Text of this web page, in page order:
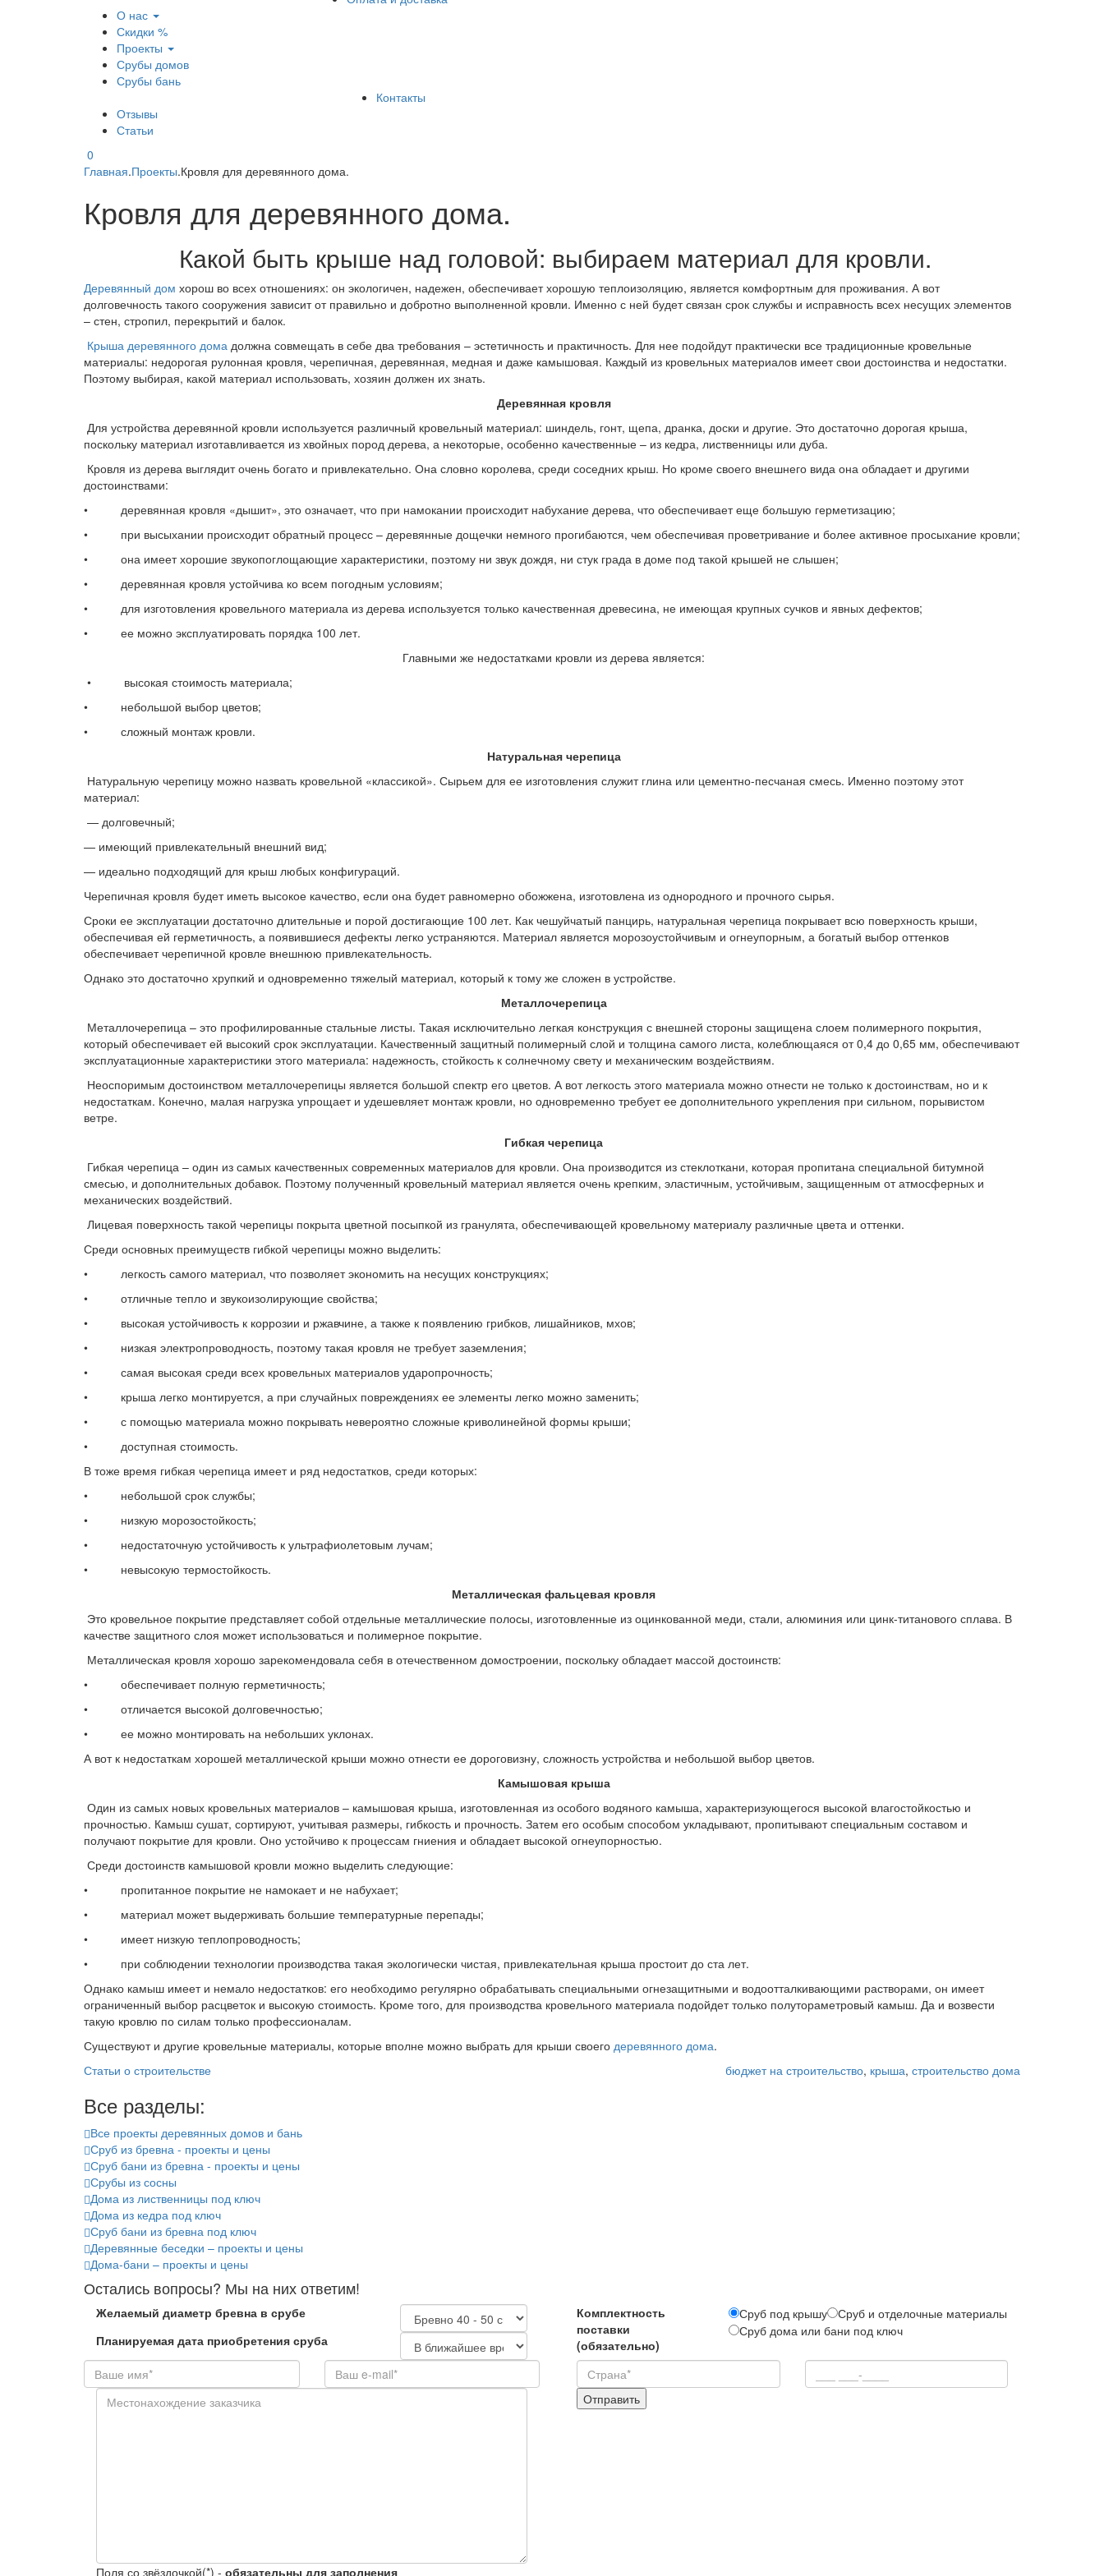
О нас
Скидки %
Проекты
Срубы домов
Срубы бань
Контакты
Отзывы
Статьи
0
Главная.Проекты.Кровля для деревянного дома.
Кровля для деревянного дома.
Какой быть крыше над головой: выбираем материал для кровли.
Деревянный дом хорош во всех отношениях: он экологичен, надежен, обеспечивает хорошую теплоизоляцию, является комфортным для проживания. А вот
долговечность такого сооружения зависит от правильно и добротно выполненной кровли. Именно с ней будет связан срок службы и исправность всех несущих элементов
– стен, стропил, перекрытий и балок.
Крыша деревянного дома должна совмещать в себе два требования – эстетичность и практичность. Для нее подойдут практически все традиционные кровельные
материалы: недорогая рулонная кровля, черепичная, деревянная, медная и даже камышовая. Каждый из кровельных материалов имеет свои достоинства и недостатки.
Поэтому выбирая, какой материал использовать, хозяин должен их знать.
Деревянная кровля
Для устройства деревянной кровли используется различный кровельный материал: шиндель, гонт, щепа, дранка, доски и другие. Это достаточно дорогая крыша,
поскольку материал изготавливается из хвойных пород дерева, а некоторые, особенно качественные – из кедра, лиственницы или дуба.
Кровля из дерева выглядит очень богато и привлекательно. Она словно королева, среди соседних крыш. Но кроме своего внешнего вида она обладает и другими
достоинствами:
• деревянная кровля «дышит», это означает, что при намокании происходит набухание дерева, что обеспечивает еще большую герметизацию;
• при высыхании происходит обратный процесс – деревянные дощечки немного прогибаются, чем обеспечивая проветривание и более активное просыхание кровли;
• она имеет хорошие звукопоглощающие характеристики, поэтому ни звук дождя, ни стук града в доме под такой крышей не слышен;
• деревянная кровля устойчива ко всем погодным условиям;
• для изготовления кровельного материала из дерева используется только качественная древесина, не имеющая крупных сучков и явных дефектов;
• ее можно эксплуатировать порядка 100 лет.
Главными же недостатками кровли из дерева является:
• высокая стоимость материала;
• небольшой выбор цветов;
• сложный монтаж кровли.
Натуральная черепица
Натуральную черепицу можно назвать кровельной «классикой». Сырьем для ее изготовления служит глина или цементно-песчаная смесь. Именно поэтому этот
материал:
— долговечный;
— имеющий привлекательный внешний вид;
— идеально подходящий для крыш любых конфигураций.
Черепичная кровля будет иметь высокое качество, если она будет равномерно обожжена, изготовлена из однородного и прочного сырья.
Сроки ее эксплуатации достаточно длительные и порой достигающие 100 лет. Как чешуйчатый панцирь, натуральная черепица покрывает всю поверхность крыши,
обеспечивая ей герметичность, а появившиеся дефекты легко устраняются. Материал является морозоустойчивым и огнеупорным, а богатый выбор оттенков
обеспечивает черепичной кровле внешнюю привлекательность.
Однако это достаточно хрупкий и одновременно тяжелый материал, который к тому же сложен в устройстве.
Металлочерепица
Металлочерепица – это профилированные стальные листы. Такая исключительно легкая конструкция с внешней стороны защищена слоем полимерного покрытия,
который обеспечивает ей высокий срок эксплуатации. Качественный защитный полимерный слой и толщина самого листа, колеблющаяся от 0,4 до 0,65 мм, обеспечивают
эксплуатационные характеристики этого материала: надежность, стойкость к солнечному свету и механическим воздействиям.
Неоспоримым достоинством металлочерепицы является большой спектр его цветов. А вот легкость этого материала можно отнести не только к достоинствам, но и к
недостаткам. Конечно, малая нагрузка упрощает и удешевляет монтаж кровли, но одновременно требует ее дополнительного укрепления при сильном, порывистом
ветре.
Гибкая черепица
Гибкая черепица – один из самых качественных современных материалов для кровли. Она производится из стеклоткани, которая пропитана специальной битумной
смесью, и дополнительных добавок. Поэтому полученный кровельный материал является очень крепким, эластичным, устойчивым, защищенным от атмосферных и
механических воздействий.
Лицевая поверхность такой черепицы покрыта цветной посыпкой из гранулята, обеспечивающей кровельному материалу различные цвета и оттенки.
Среди основных преимуществ гибкой черепицы можно выделить:
• легкость самого материал, что позволяет экономить на несущих конструкциях;
• отличные тепло и звукоизолирующие свойства;
• высокая устойчивость к коррозии и ржавчине, а также к появлению грибков, лишайников, мхов;
• низкая электропроводность, поэтому такая кровля не требует заземления;
• самая высокая среди всех кровельных материалов ударопрочность;
• крыша легко монтируется, а при случайных повреждениях ее элементы легко можно заменить;
• с помощью материала можно покрывать невероятно сложные криволинейной формы крыши;
• доступная стоимость.
В тоже время гибкая черепица имеет и ряд недостатков, среди которых:
• небольшой срок службы;
• низкую морозостойкость;
• недостаточную устойчивость к ультрафиолетовым лучам;
• невысокую термостойкость.
Металлическая фальцевая кровля
Это кровельное покрытие представляет собой отдельные металлические полосы, изготовленные из оцинкованной меди, стали, алюминия или цинк-титанового сплава. В
качестве защитного слоя может использоваться и полимерное покрытие.
Металлическая кровля хорошо зарекомендовала себя в отечественном домостроении, поскольку обладает массой достоинств:
• обеспечивает полную герметичность;
• отличается высокой долговечностью;
• ее можно монтировать на небольших уклонах.
А вот к недостаткам хорошей металлической крыши можно отнести ее дороговизну, сложность устройства и небольшой выбор цветов.
Камышовая крыша
Один из самых новых кровельных материалов – камышовая крыша, изготовленная из особого водяного камыша, характеризующегося высокой влагостойкостью и
прочностью. Камыш сушат, сортируют, учитывая размеры, гибкость и прочность. Затем его особым способом укладывают, пропитывают специальным составом и
получают покрытие для кровли. Оно устойчиво к процессам гниения и обладает высокой огнеупорностью.
Среди достоинств камышовой кровли можно выделить следующие:
• пропитанное покрытие не намокает и не набухает;
• материал может выдерживать большие температурные перепады;
• имеет низкую теплопроводность;
• при соблюдении технологии производства такая экологически чистая, привлекательная крыша простоит до ста лет.
Однако камыш имеет и немало недостатков: его необходимо регулярно обрабатывать специальными огнезащитными и водоотталкивающими растворами, он имеет
ограниченный выбор расцветок и высокую стоимость. Кроме того, для производства кровельного материала подойдет только полутораметровый камыш. Да и возвести
такую кровлю по силам только профессионалам.
Существуют и другие кровельные материалы, которые вполне можно выбрать для крыши своего деревянного дома.
Рубрики:
Статьи о строительстве Метки:
бюджет на строительство, крыша, строительство дома
Все разделы:
Все проекты деревянных домов и бань
Сруб из бревна - проекты и цены
Сруб бани из бревна - проекты и цены
Срубы из сосны
Дома из лиственницы под ключ
Дома из кедра под ключ
Сруб бани из бревна под ключ
Деревянные беседки – проекты и цены
Дома-бани – проекты и цены
Остались вопросы? Мы на них ответим!
Желаемый диаметр бревна в срубе
Планируемая дата приобретения сруба
Комплектность
поставки
(обязательно)
Сруб под крышу
Сруб и отделочные материалы
Сруб дома или бани под ключ
Поля со звёздочкой(*) - обязательны для заполнения